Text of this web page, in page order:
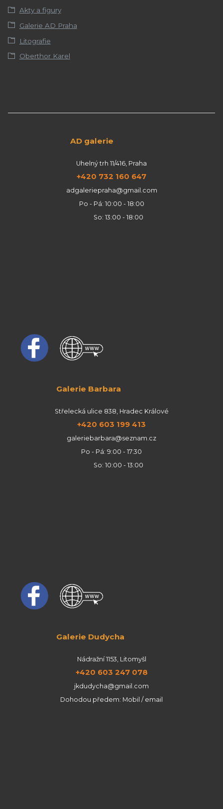
Akty a figury
Galerie AD Praha
Litografie
Oberthor Karel
AD galerie
Uhelný trh 11/416, Praha
+420 732 160 647
adgaleriepraha@gmail.com
Po - Pá: 10:00 - 18:00
So: 13:00 - 18:00
Galerie Barbara
Střelecká ulice 838, Hradec Králové
+420 603 199 413
galeriebarbara@seznam.cz
Po - Pá: 9:00 - 17:30
So: 10:00 - 13:00
Galerie Dudycha
Nádražní 1153, Litomyšl
+420 603 247 078
jkdudycha@gmail.com
Dohodou předem: Mobil / email